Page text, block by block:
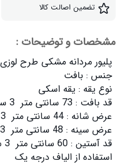
تضمین اصالت کالا
مشخصات و توضیحات :